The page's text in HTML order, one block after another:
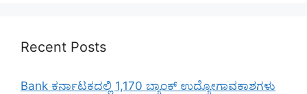
Recent Posts
Bank ಕರ್ನಾಟಕದಲ್ಲಿ 1,170 ಬ್ಯಾಂಕ್ ಉದ್ಯೋಗಾವಕಾಶಗಳು